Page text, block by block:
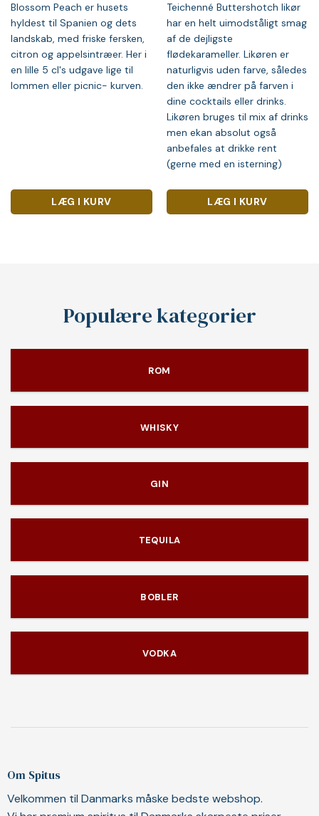
Blossom Peach er husets
hyldest til Spanien og dets
landskab, med friske fersken,
citron og appelsintræer. Her i
en lille 5 cl's udgave lige til
lommen eller picnic- kurven.
LÆG I KURV
Teichenné Buttershotch likør
har en helt uimodståligt smag
af de dejligste
flødekarameller. Likøren er
naturligvis uden farve, således
den ikke ændrer på farven i
dine cocktails eller drinks.
Likøren bruges til mix af drinks
men ekan absolut også
anbefales at drikke rent
(gerne med en isterning)
LÆG I KURV
Populære kategorier
ROM
WHISKY
GIN
TEQUILA
BOBLER
VODKA
Om Spitus
Velkommen til Danmarks måske bedste webshop.